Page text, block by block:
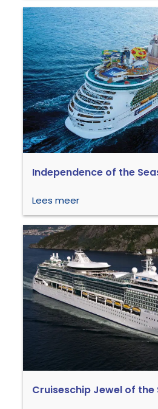
Independence of the
Lees meer
Cruiseschip Jewel of the